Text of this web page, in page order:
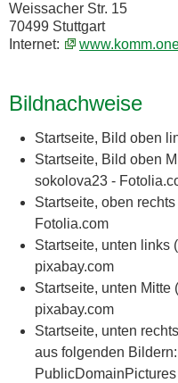
Weissacher Str. 15
70499 Stuttgart
Internet:
Bildnachweise
Startseite, Bild oben
Startseite, Bild oben
sokolova23 -
Startseite, oben
Fotolia.com
Startseite, unten links
pixabay.com
Startseite, unten
pixabay.com
Startseite, unten
aus folgenden